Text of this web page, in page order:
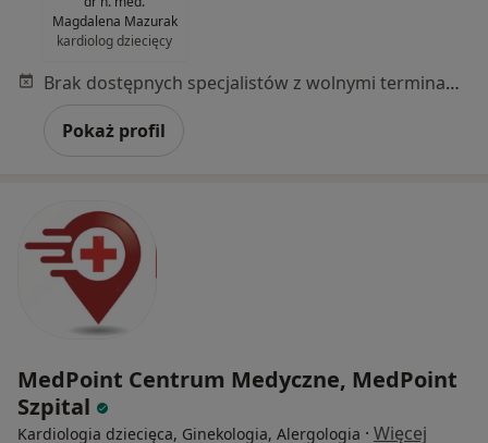
Magdalena Mazurak
kardiolog dziecięcy
Brak dostępnych specjalistów z wolnymi terminami w tym centrum medycznym.
Pokaż profil
MedPoint Centrum Medyczne, MedPoint
Szpital
Kardiologia dziecięca, Ginekologia, Alergologia · Więcej